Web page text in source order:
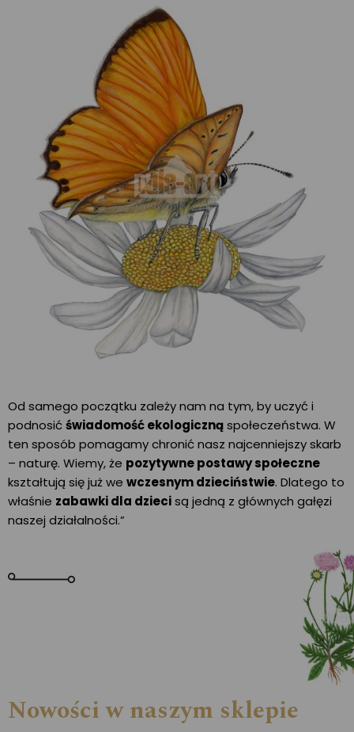
Od samego początku zależy nam na tym, by uczyć i
podnosićświadomość ekologicznąspołeczeństwa. W
ten sposób pomagamy chronić nasz najcenniejszy skarb
– naturę. Wiemy, że pozytywne postawy społeczne
kształtują się już we wczesnym dzieciństwie. Dlatego to
właśnie zabawki dla dziecisą jedną z głównych gałęzi
naszej działalności.”
Nowości w naszym sklepie